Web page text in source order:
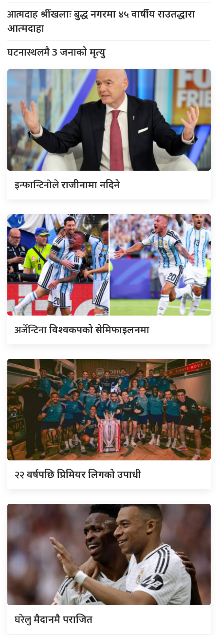
आत्मदाहश्रींखलाः बुद्ध नगरमा ४५ वार्षीय राउतद्धारा
आत्मदाहा
घटनास्थलमै3 जनाको मृत्यु
इन्फान्टिनोलेराजीनामा नदिने
अर्जेन्टिनाविश्वकपको सेमिफाइलनमा
२२वर्षपछि प्रिमियर लिगको उपाधी
घरेलुमैदानमै पराजित